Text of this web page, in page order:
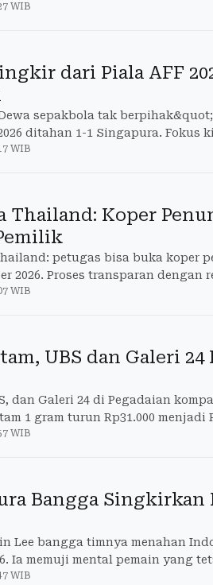
WIB
dari Piala AFF
sepakbola tak
ditahan 1-1 Singapura. Fokus
WIB
Thailand: Koper
petugas bisa buka koper
2026. Proses transparan dengan
WIB
UBS dan Galeri
dan Galeri 24 di Pegadaian
1 gram turun Rp31.000 menjadi
WIB
Bangga Singkirkan
Lee bangga timnya menahan
Ia memuji mental pemain yang
WIB